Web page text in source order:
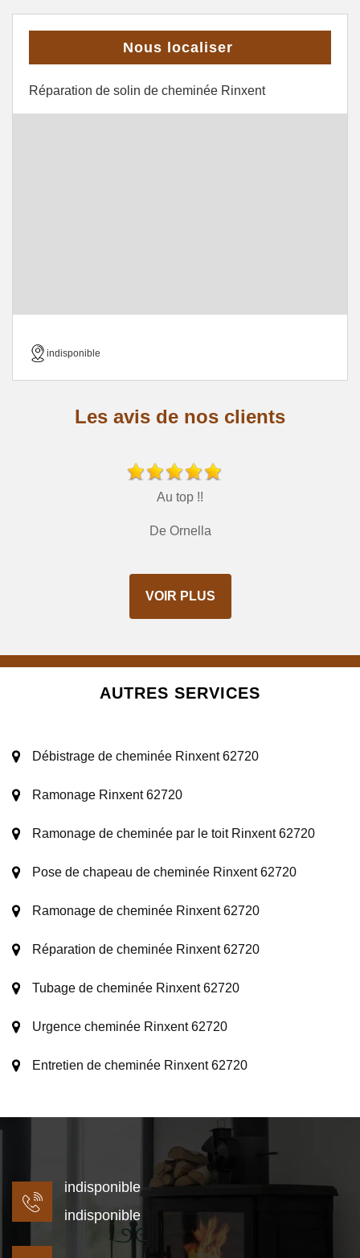
Nous localiser
Réparation de solin de cheminée Rinxent
indisponible
Les avis de nos clients
Au top !!
De Ornella
VOIR PLUS
AUTRES SERVICES
Débistrage de cheminée Rinxent 62720
Ramonage Rinxent 62720
Ramonage de cheminée par le toit Rinxent 62720
Pose de chapeau de cheminée Rinxent 62720
Ramonage de cheminée Rinxent 62720
Réparation de cheminée Rinxent 62720
Tubage de cheminée Rinxent 62720
Urgence cheminée Rinxent 62720
Entretien de cheminée Rinxent 62720
indisponible
indisponible